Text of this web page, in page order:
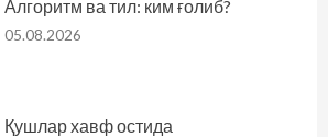
Алгоритм ва тил: ким ғолиб?
05.08.2026
Қушлар хавф остида